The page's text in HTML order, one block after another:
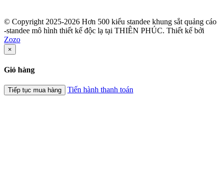
© Copyright 2025-2026 Hơn 500 kiểu standee khung sắt quảng cáo
-standee mô hình thiết kế độc lạ tại THIÊN PHÚC. Thiết kế bởi
Zozo
×
Giỏ hàng
Tiếp tục mua hàng Tiến hành thanh toán